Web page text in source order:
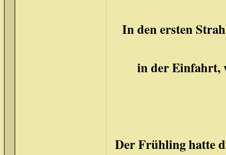
In den ersten
in der Einfahrt,
Der Frühling hatte